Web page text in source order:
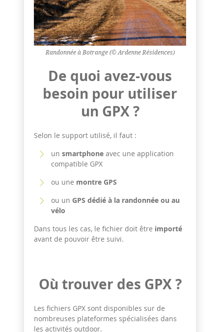
Randonnée à Botrange (© Ardenne Résidences)
De quoi avez-vous
besoin pour utiliser
un GPX ?
Selon le support utilisé, il faut :
un smartphone avec une application
compatible GPX
ou une montre GPS
ou un GPS dédié à la randonnée ou au
vélo
Dans tous les cas, le fichier doit être importé
avant de pouvoir être suivi.
Où trouver des GPX ?
Les fichiers GPX sont disponibles sur de
nombreuses plateformes spécialisées dans
les activités outdoor.